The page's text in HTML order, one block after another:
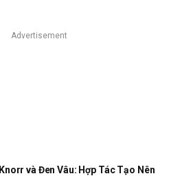
Advertisement
Knorr và Đen Vâu: Hợp Tác Tạo Nên